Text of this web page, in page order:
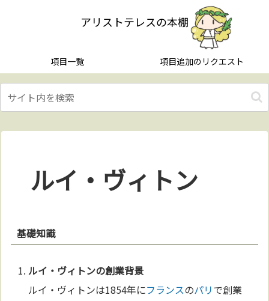
アリストテレスの本棚
項目一覧 項目追加のリクエスト
ルイ・ヴィトン
基礎知識
ルイ・ヴィトンの創業背景
ルイ・ヴィトンは1854年にフランスのパリで創業